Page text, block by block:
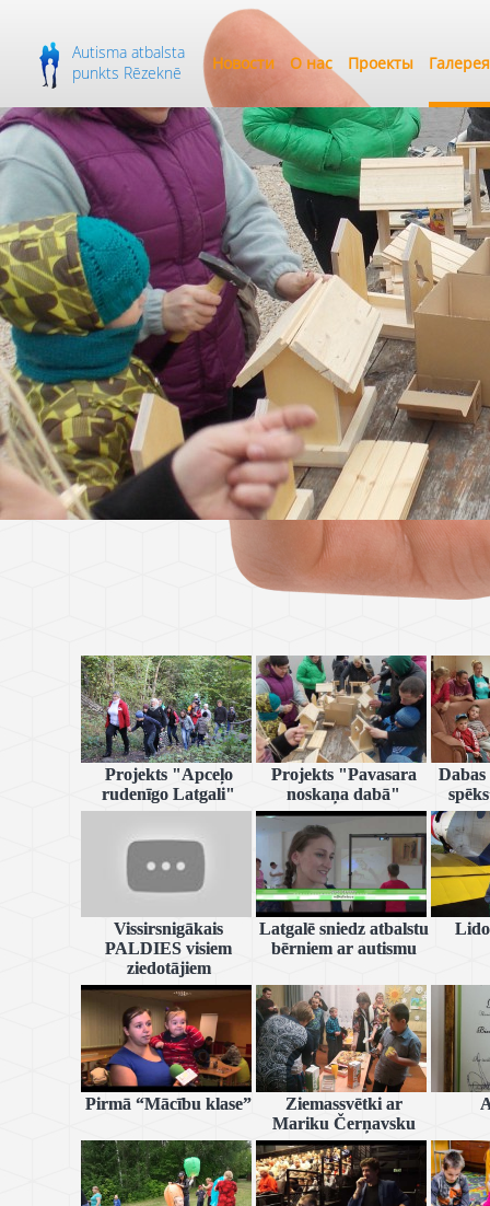
Autisma atbalsta
punkts Rēzeknē
Новости О нас Проекты Галерея
Projekts "Apceļo
rudenīgo Latgali"
Projekts "Pavasara
noskaņa dabā"
Dabas
Vissirsnigākais
PALDIES visiem
ziedotājiem
Latgalē sniedz atbalstu
bērniem ar autismu
Pirmā “Mācību klase”
Ziemassvētki ar
Mariku Čerņavsku